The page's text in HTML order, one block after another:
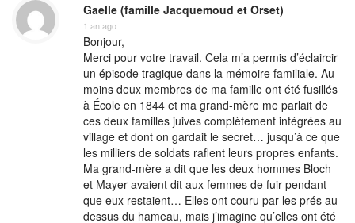
Gaelle (famille Jacquemoud et Orset)
1 an ago
Bonjour,
Merci pour votre travail. Cela m’a permis d’éclaircir
un épisode tragique dans la mémoire familiale. Au
moins deux membres de ma famille ont été fusillés
à École en 1844 et ma grand-mère me parlait de
ces deux familles juives complètement intégrées au
village et dont on gardait le secret… jusqu’à ce que
les milliers de soldats raflent leurs propres enfants.
Ma grand-mère a dit que les deux hommes Bloch
et Mayer avaient dit aux femmes de fuir pendant
que eux restaient… Elles ont couru par les prés au-
dessus du hameau, mais j’imagine qu’elles ont été